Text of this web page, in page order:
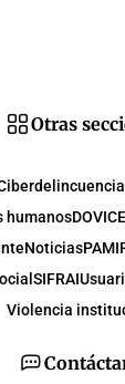
Otras
humanosDOVIC
NoticiasPAMI
SIFRAI
Violencia